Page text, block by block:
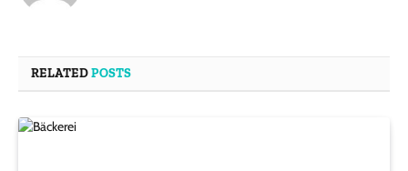
RELATEDPOSTS